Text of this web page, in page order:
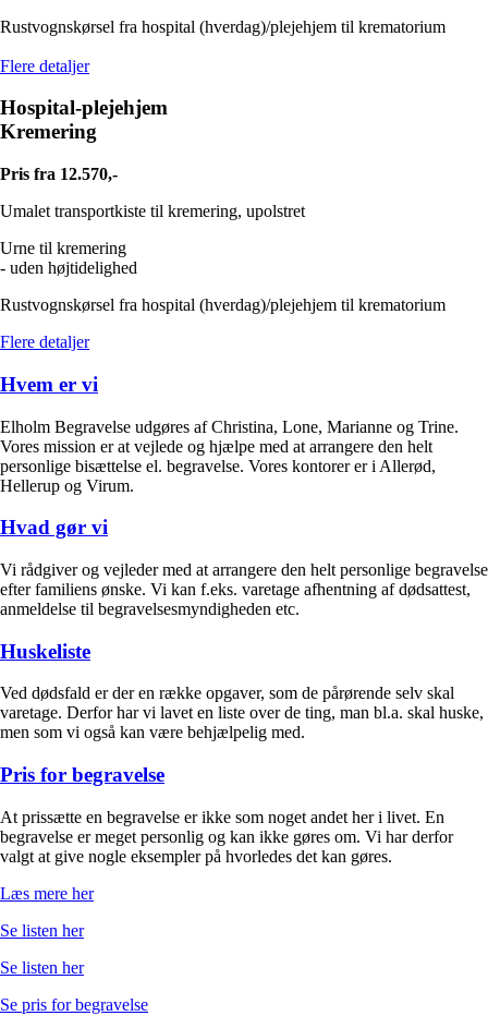
Rustvognskørsel fra hospital (hverdag)/plejehjem til krematorium
Flere detaljer
Hospital-plejehjem
Kremering
Pris fra 12.570,-
Umalet transportkiste til kremering, upolstret
Urne til kremering
- uden højtidelighed
Rustvognskørsel fra hospital (hverdag)/plejehjem til krematorium
Flere detaljer
Hvem er vi
Elholm Begravelse udgøres af Christina, Lone, Marianne og Trine.
Vores mission er at vejlede og hjælpe med at arrangere den helt
personlige bisættelse el. begravelse. Vores kontorer er i Allerød,
Hellerup og Virum.
Hvad gør vi
Vi rådgiver og vejleder med at arrangere den helt personlige begravelse
efter familiens ønske. Vi kan f.eks. varetage afhentning af dødsattest,
anmeldelse til begravelsesmyndigheden etc.
Huskeliste
Ved dødsfald er der en række opgaver, som de pårørende selv skal
varetage. Derfor har vi lavet en liste over de ting, man bl.a. skal huske,
men som vi også kan være behjælpelig med.
Pris for begravelse
At prissætte en begravelse er ikke som noget andet her i livet. En
begravelse er meget personlig og kan ikke gøres om. Vi har derfor
valgt at give nogle eksempler på hvorledes det kan gøres.
Læs mere her
Se listen her
Se listen her
Se pris for begravelse